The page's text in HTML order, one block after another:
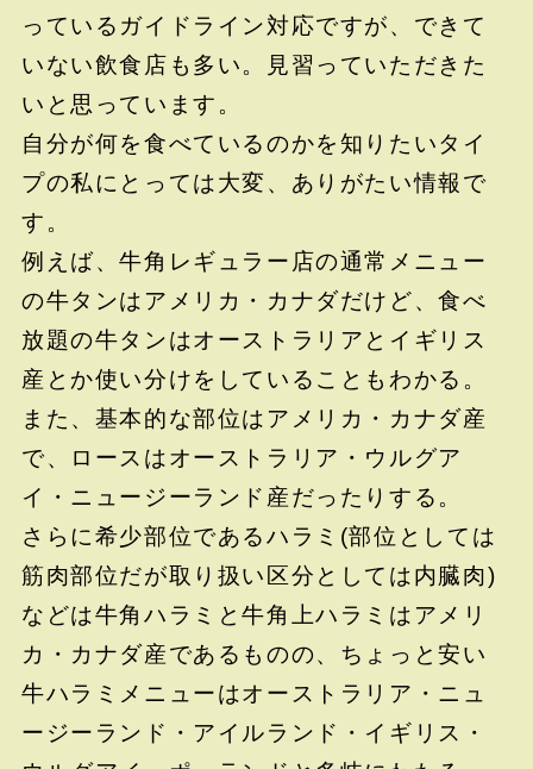
っているガイドライン対応ですが、できて
いない飲食店も多い。見習っていただきた
いと思っています。
自分が何を食べているのかを知りたいタイ
プの私にとっては大変、ありがたい情報で
す。
例えば、牛角レギュラー店の通常メニュー
の牛タンはアメリカ・カナダだけど、食べ
放題の牛タンはオーストラリアとイギリス
産とか使い分けをしていることもわかる。
また、基本的な部位はアメリカ・カナダ産
で、ロースはオーストラリア・ウルグア
イ・ニュージーランド産だったりする。
さらに希少部位であるハラミ(部位としては
筋肉部位だが取り扱い区分としては内臓肉)
などは牛角ハラミと牛角上ハラミはアメリ
カ・カナダ産であるものの、ちょっと安い
牛ハラミメニューはオーストラリア・ニュ
ージーランド・アイルランド・イギリス・